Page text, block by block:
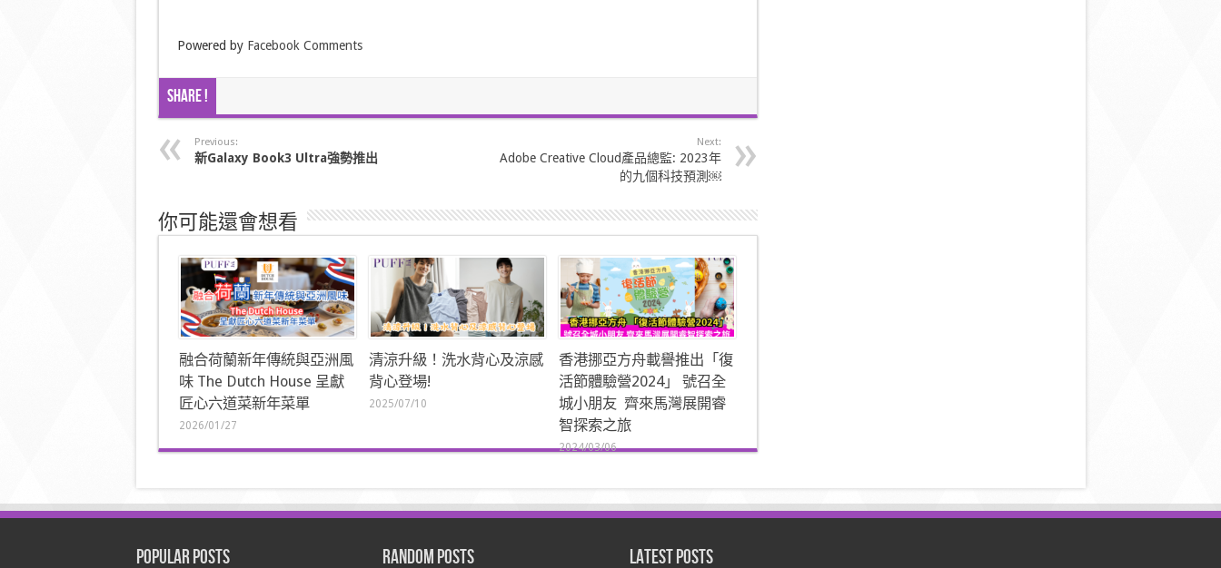
Powered by Facebook Comments
Share !
Previous:
新Galaxy Book3 Ultra強勢推出
Next:
Adobe Creative Cloud產品總監: 2023年
的九個科技預測￼
你可能還會想看
融合荷蘭新年傳統與亞洲風
味 The Dutch House 呈獻
匠心六道菜新年菜單
2026/01/27
清涼升級！洗水背心及涼感
背心登場!
2025/07/10
香港挪亞方舟載譽推出「復
活節體驗營2024」 號召全
城小朋友 齊來馬灣展開睿
智探索之旅
2024/03/06
Popular Posts Random Posts Latest Posts